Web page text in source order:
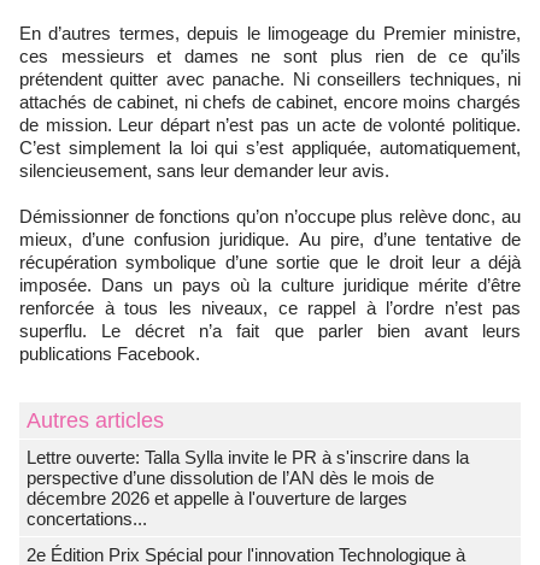
En d’autres termes, depuis le limogeage du Premier ministre,
ces messieurs et dames ne sont plus rien de ce qu’ils
prétendent quitter avec panache. Ni conseillers techniques, ni
attachés de cabinet, ni chefs de cabinet, encore moins chargés
de mission. Leur départ n’est pas un acte de volonté politique.
C’est simplement la loi qui s’est appliquée, automatiquement,
silencieusement, sans leur demander leur avis.
Démissionner de fonctions qu’on n’occupe plus relève donc, au
mieux, d’une confusion juridique. Au pire, d’une tentative de
récupération symbolique d’une sortie que le droit leur a déjà
imposée. Dans un pays où la culture juridique mérite d’être
renforcée à tous les niveaux, ce rappel à l’ordre n’est pas
superflu. Le décret n’a fait que parler bien avant leurs
publications Facebook.
Autres articles
Lettre ouverte: Talla Sylla invite le PR à s'inscrire dans la
perspective d’une dissolution de l’AN dès le mois de
décembre 2026 et appelle à l'ouverture de larges
concertations...
2e Édition Prix Spécial pour l'innovation Technologique à